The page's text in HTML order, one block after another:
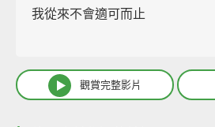
我從來不會適可而止
觀賞完整影片